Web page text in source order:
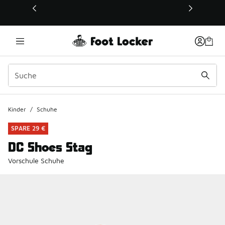
Dieser Link öffnet sich in einem neuen Fenster
Kinder / Schuhe
SPARE 29 €
DC Shoes Stag
Vorschule Schuhe